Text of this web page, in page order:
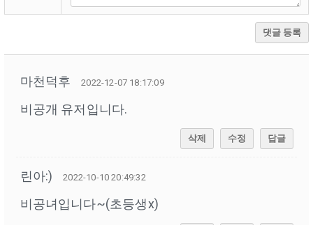
댓글 등록
마천덕후 2022-12-07 18:17:09
비공개 유저입니다.
삭제 수정 답글
린아:) 2022-10-10 20:49:32
비공녀입니다~(초등생x)